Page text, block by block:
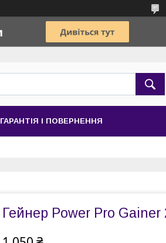
ГАРАНТІЯ І ПОВЕРНЕННЯ
Гейнер Power Pro Gainer